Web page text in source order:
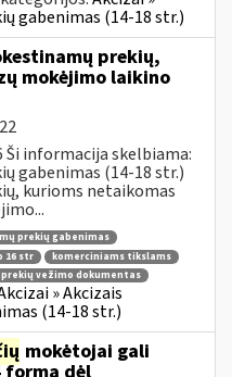
gabenimas (14-18 str.)
prekių,
mokėjimo laikino
Ši informacija skelbiama:
gabenimas (14-18 str.)
kurioms netaikomas
prekių gabenimas
16 str
komerciniams tikslams
vežimo dokumentas
» Akcizais
(14-18 str.)
mokėtojai gali
formą dėl